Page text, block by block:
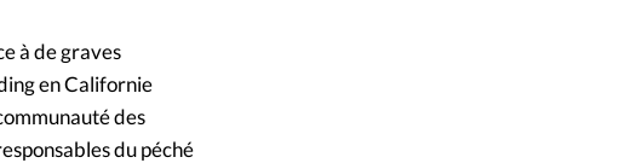
contacter
à de graves
en Californie
des
du péché